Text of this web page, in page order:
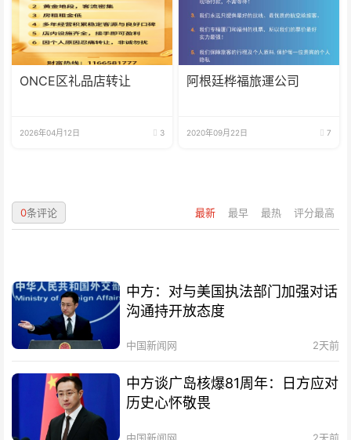
ONCE区礼品店转让
2026年04月12日 3
阿根廷桦福旅運公司
2020年09月22日 7
最新 最早 最热 评分最高
0条评论
中方：对与美国执法部门加强对话
沟通持开放态度
中国新闻网 2天前
中方谈广岛核爆81周年：日方应对
历史心怀敬畏
中国新闻网 2天前